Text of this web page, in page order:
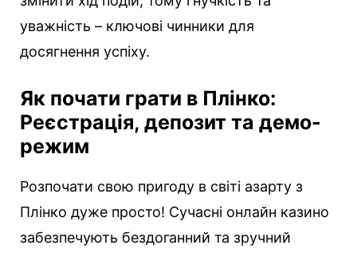
уважність – ключові чинники для
досягнення успіху.
Як почати грати в Плінко:
Реєстрація, депозит та демо-
режим
Розпочати свою пригоду в світі азарту з
Плінко дуже просто! Сучасні онлайн казино
забезпечують бездоганний та зручний